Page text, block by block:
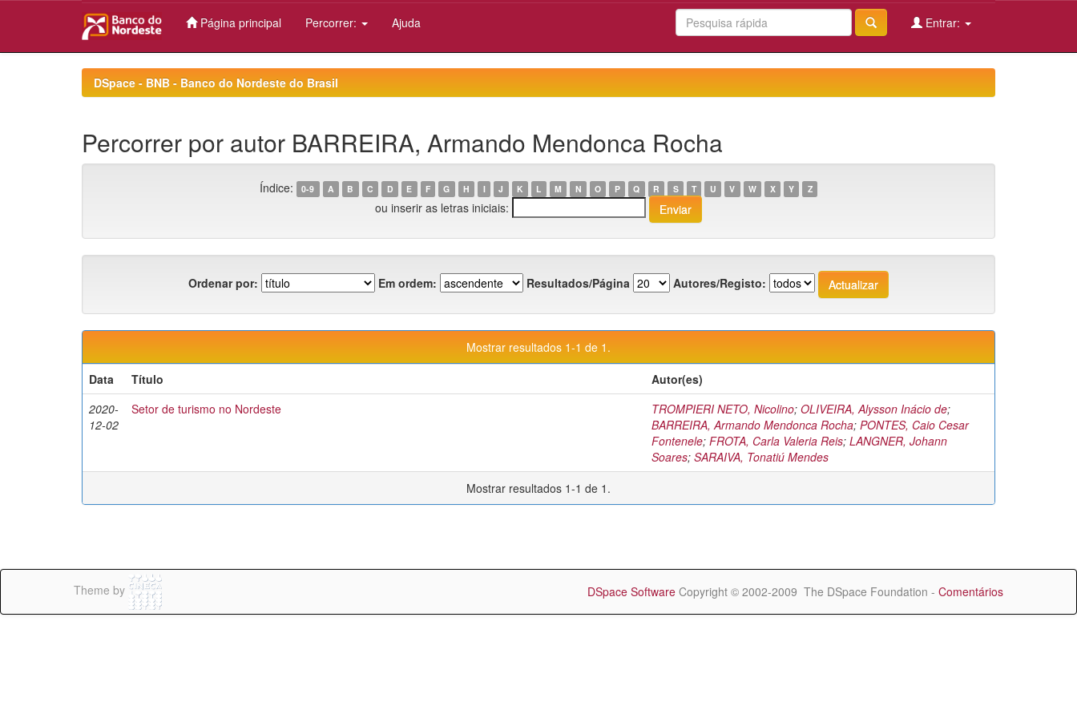
Página principal Percorrer: Ajuda Entrar:
DSpace - BNB - Banco do Nordeste do Brasil
Percorrer por autor BARREIRA, Armando Mendonca Rocha
Índice: 0-9 A B C D E F G H I J K L M N O P Q R S T U V W X Y Z
ou inserir as letras iniciais:
Ordenar por: Em ordem: Resultados/Página Autores/Registo:
Mostrar resultados 1-1 de 1.
Data
Título
Autor(es)
2020-
12-02
Setor de turismo no Nordeste TROMPIERI NETO, Nicolino; OLIVEIRA, Alysson Inácio de;
BARREIRA, Armando Mendonca Rocha; PONTES, Caio Cesar
Fontenele; FROTA, Carla Valeria Reis; LANGNER, Johann
Soares; SARAIVA, Tonatiú Mendes
Mostrar resultados 1-1 de 1.
Theme by DSpace Software Copyright © 2002-2009 The DSpace Foundation - Comentários